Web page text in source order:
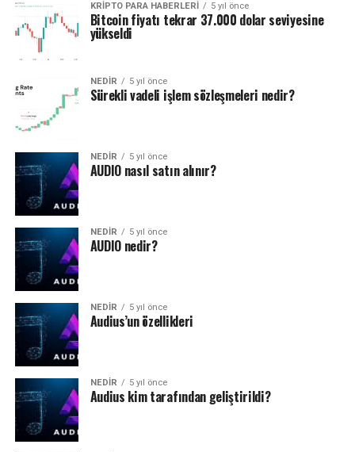
KRIPTO PARA HABERLERI 5 yıl önce
Bitcoin fiyatı tekrar 37.000 dolar seviyesine
yükseldi
NEDIR 5 yıl önce
Sürekli vadeli işlem sözleşmeleri nedir?
NEDIR 5 yıl önce
AUDIO nasıl satın alınır?
NEDIR 5 yıl önce
AUDIO nedir?
NEDIR 5 yıl önce
Audius’un özellikleri
NEDIR 5 yıl önce
Audius kim tarafından geliştirildi?